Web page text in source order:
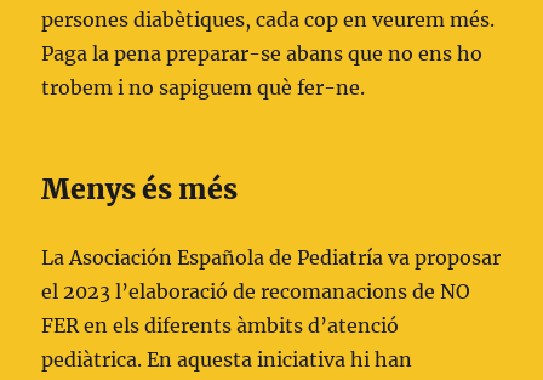
persones diabètiques, cada cop en veurem més.
Paga la pena preparar-se abans que no ens ho
trobem i no sapiguem què fer-ne.
Menys és més
La Asociación Española de Pediatría va proposar
el 2023 l’elaboració de recomanacions de NO
FER en els diferents àmbits d’atenció
pediàtrica. En aquesta iniciativa hi han